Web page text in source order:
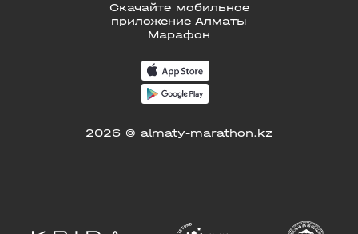
Скачайте мобильное
приложение Алматы
Марафон
2026 © almaty-marathon.kz